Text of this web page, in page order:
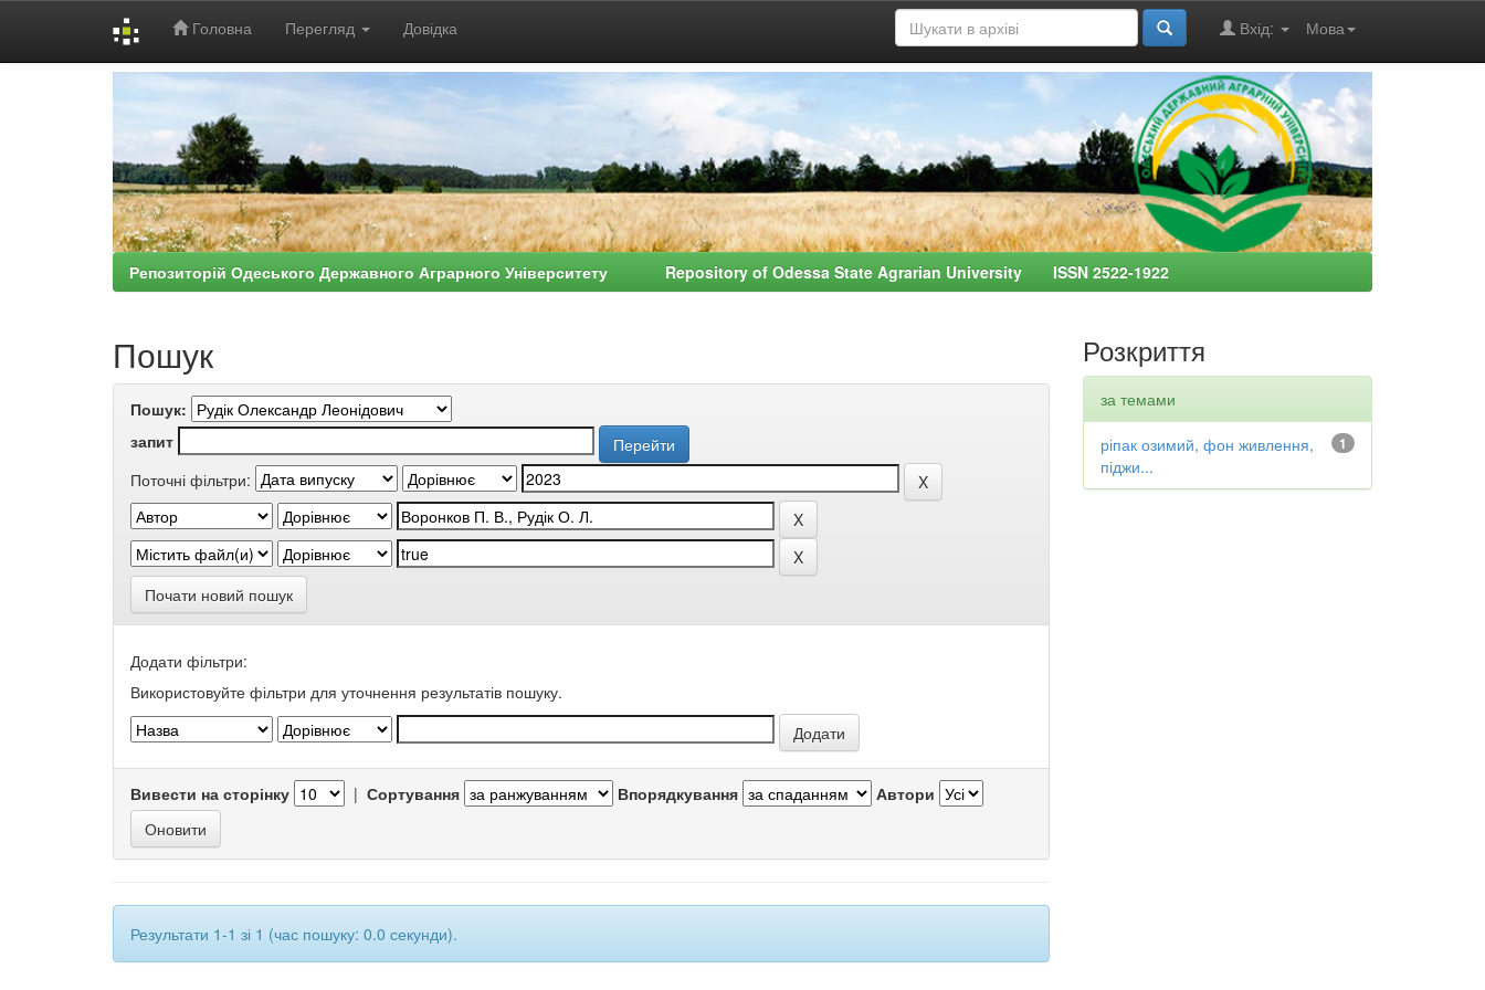
Головна Перегляд Довідка Мова
Вхід:
Репозиторій Одеського Державного Аграрного Університету Repository of Odessa State Agrarian University ISSN 2522-1922
Пошук
Пошук:
запит
Поточні фільтри:
Почати новий пошук
Додати фільтри:
Використовуйте фільтри для уточнення результатів пошуку.
Вивести на сторінку | Сортування Впорядкування Автори
Результати 1-1 зі 1 (час пошуку: 0.0 секунди).
Розкриття
за темами
1
ріпак озимий, фон живлення,
піджи...